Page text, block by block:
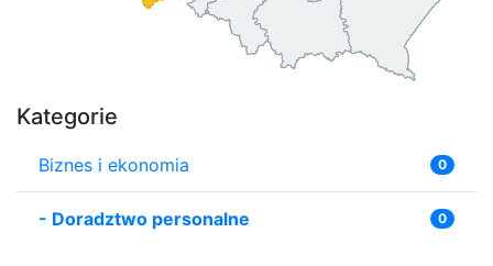
Kategorie
Biznes i ekonomia 0
- Doradztwo personalne 0